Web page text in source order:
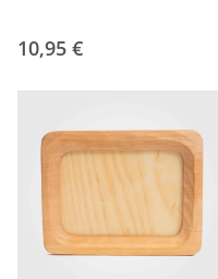
10,95 €